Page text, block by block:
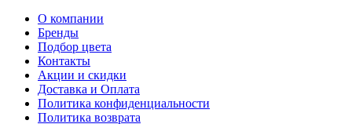
О компании
Бренды
Подбор цвета
Контакты
Акции и скидки
Доставка и Оплата
Политика конфиденциальности
Политика возврата